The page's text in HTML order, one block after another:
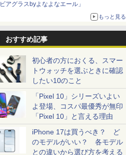
ビアグラスbyよなよなエール」
もっと見る
おすすめ記事
初心者の方におくる、スマー
トウォッチを選ぶときに確認
したい10のこと
「Pixel 10」シリーズいよい
よ登場、コスパ最優秀が無印
「Pixel 10」と言える理由
iPhone 17は買うべき？ ど
のモデルがいい？ 各モデル
との違いから選び方を考える